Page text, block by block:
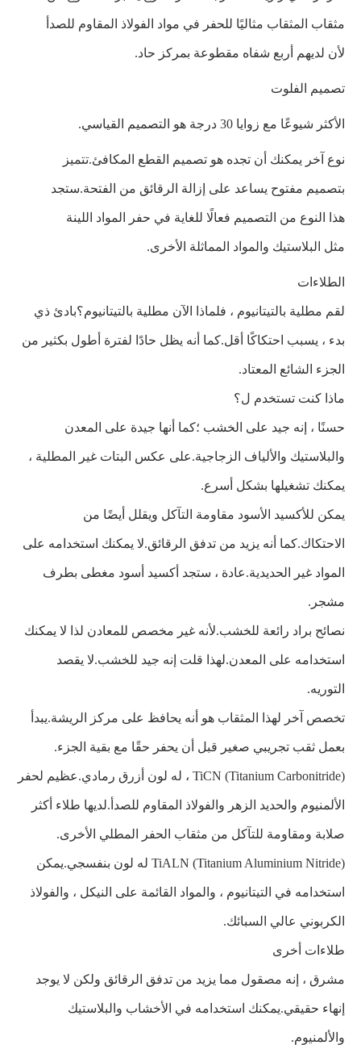
مثقاب المثقاب مثاليًا للحفر في مواد الفولاذ المقاوم للصدأ
لأن لديهم أربع شفاه مقطوعة بمركز حاد.
تصميم الفلوت
الأكثر شيوعًا مع زوايا 30 درجة هو التصميم القياسي.
نوع آخر يمكنك أن تجده هو تصميم القطع المكافئ.تتميز
بتصميم مفتوح يساعد على إزالة الرقائق من الفتحة.ستجد
هذا النوع من التصميم فعالًا للغاية في حفر المواد اللينة
مثل البلاستيك والمواد المماثلة الأخرى.
الطلاءات
لقم مطلية بالتيتانيوم ، فلماذا الآن مطلية بالتيتانيوم؟بادئ ذي
بدء ، يسبب احتكاكًا أقل.كما أنه يظل حادًا لفترة أطول بكثير من
الجزء الشائع المعتاد.
ماذا كنت تستخدم ل؟
حسنًا ، إنه جيد على الخشب ؛كما أنها جيدة على المعدن
والبلاستيك والألياف الزجاجية.على عكس البتات غير المطلية ،
يمكنك تشغيلها بشكل أسرع.
يمكن للأكسيد الأسود مقاومة التآكل ويقلل أيضًا من
الاحتكاك.كما أنه يزيد من تدفق الرقائق.لا يمكنك استخدامه على
المواد غير الحديدية.عادة ، ستجد أكسيد أسود مغطى بطرف
مشجر.
نصائح براد رائعة للخشب.لأنه غير مخصص للمعادن لذا لا يمكنك
استخدامه على المعدن.لهذا قلت إنه جيد للخشب.لا يقصد
التوريه.
تخصص آخر لهذا المثقاب هو أنه يحافظ على مركز الريشة.يبدأ
بعمل ثقب تجريبي صغير قبل أن يحفر حقًا مع بقية الجزء.
TiCN (Titanium Carbonitride) ، له لون أزرق رمادي.عظيم لحفر
الألمنيوم والحديد الزهر والفولاذ المقاوم للصدأ.لديها طلاء أكثر
صلابة ومقاومة للتآكل من مثقاب الحفر المطلي الأخرى.
TiALN (Titanium Aluminium Nitride) له لون بنفسجي.يمكن
استخدامه في التيتانيوم ، والمواد القائمة على النيكل ، والفولاذ
الكربوني عالي السبائك.
طلاءات أخرى
مشرق ، إنه مصقول مما يزيد من تدفق الرقائق ولكن لا يوجد
إنهاء حقيقي.يمكنك استخدامه في الأخشاب والبلاستيك
والألمنيوم.